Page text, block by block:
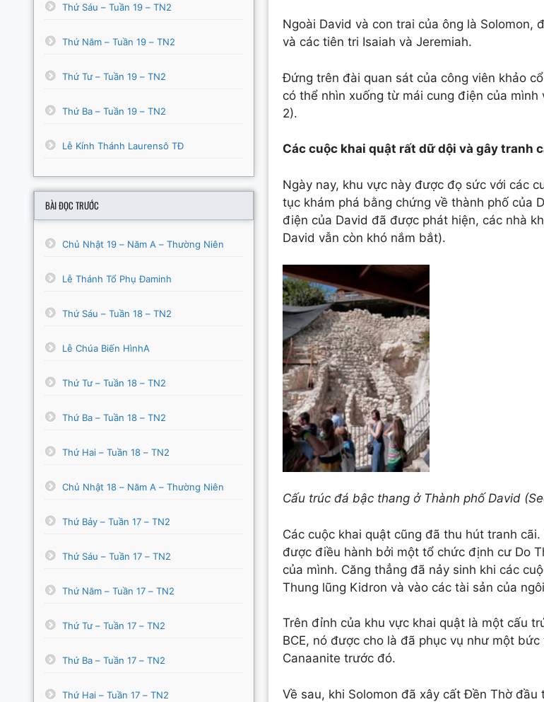
Ngoài David và con trai của ông là Solomon,
và các tiên tri Isaiah và Jeremiah.
Đứng trên đài quan sát của công viên khảo
có thể nhìn xuống từ mái cung điện của
2).
Các cuộc khai quật rất dữ dội và gây tranh
Ngày nay, khu vực này được đọ sức với các
tục khám phá bằng chứng về thành phố của
điện của David đã được phát hiện, các nhà
David vẫn còn khó nắm bắt).
Cấu trúc đá bậc thang ở Thành phố David
Các cuộc khai quật cũng đã thu hút tranh
được điều hành bởi một tổ chức định cư Do
của mình. Căng thẳng đã nảy sinh khi các
Thung lũng Kidron và vào các tài sản của
Trên đỉnh của khu vực khai quật là một cấu
BCE, nó được cho là đã phục vụ như một
Canaanite trước đó.
Về sau, khi Solomon đã xây cất Đền Thờ đầu
Thứ Sáu – Tuần 19 – TN2
Thứ Năm – Tuần 19 – TN2
Thứ Tư – Tuần 19 – TN2
Thứ Ba – Tuần 19 – TN2
Lễ Kính Thánh Laurensô TĐ
BÀI ĐỌC TRƯỚC
Chủ Nhật 19 – Năm A – Thường Niên
Lễ Thánh Tổ Phụ Đaminh
Thứ Sáu – Tuần 18 – TN2
Lễ Chúa Biến HìnhA
Thứ Tư – Tuần 18 – TN2
Thứ Ba – Tuần 18 – TN2
Thứ Hai – Tuần 18 – TN2
Chủ Nhật 18 – Năm A – Thường Niên
Thứ Bảy – Tuần 17 – TN2
Thứ Sáu – Tuần 17 – TN2
Thứ Năm – Tuần 17 – TN2
Thứ Tư – Tuần 17 – TN2
Thứ Ba – Tuần 17 – TN2
Thứ Hai – Tuần 17 – TN2